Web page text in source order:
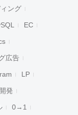
ング
EC
広告
LP
開発
0→1